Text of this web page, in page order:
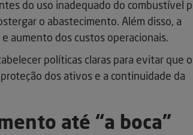
do uso inadequado do combustível
o abastecimento. Além disso, a
aumento dos custos operacionais.
políticas claras para evitar que
dos ativos e a continuidade da
até “a boca”